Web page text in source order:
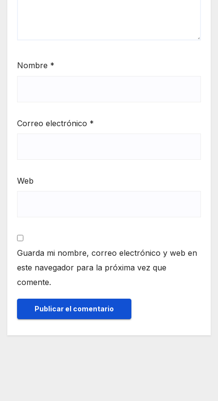
Nombre *
Correo electrónico *
Web
Guarda mi nombre, correo electrónico y web en
este navegador para la próxima vez que
comente.